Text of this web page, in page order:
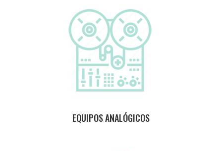
EQUIPOS ANALÓGICOS